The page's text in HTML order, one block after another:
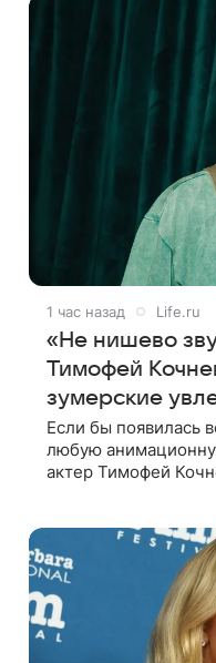
1 час назад Life.ru
«Не нишево
Тимофей
зумерские
Если бы появилась
любую
актер Тимофей